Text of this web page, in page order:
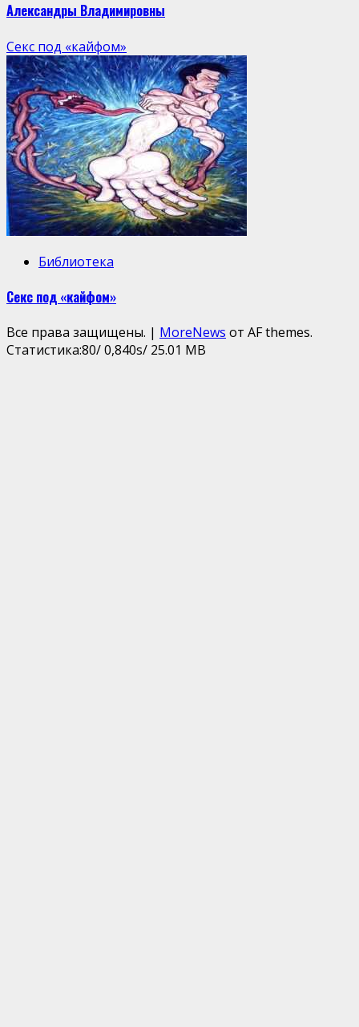
Александры Владимировны
Секс под «кайфом»
Библиотека
Секс под «кайфом»
Все права защищены. | MoreNews от AF themes.
Статистика:80/ 0,840s/ 25.01 MB